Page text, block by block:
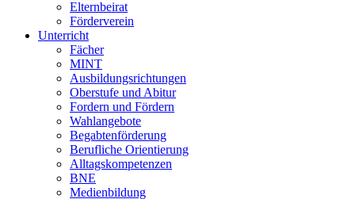
Elternbeirat
Förderverein
Unterricht
Fächer
MINT
Ausbildungsrichtungen
Oberstufe und Abitur
Fordern und Fördern
Wahlangebote
Begabtenförderung
Berufliche Orientierung
Alltagskompetenzen
BNE
Medienbildung